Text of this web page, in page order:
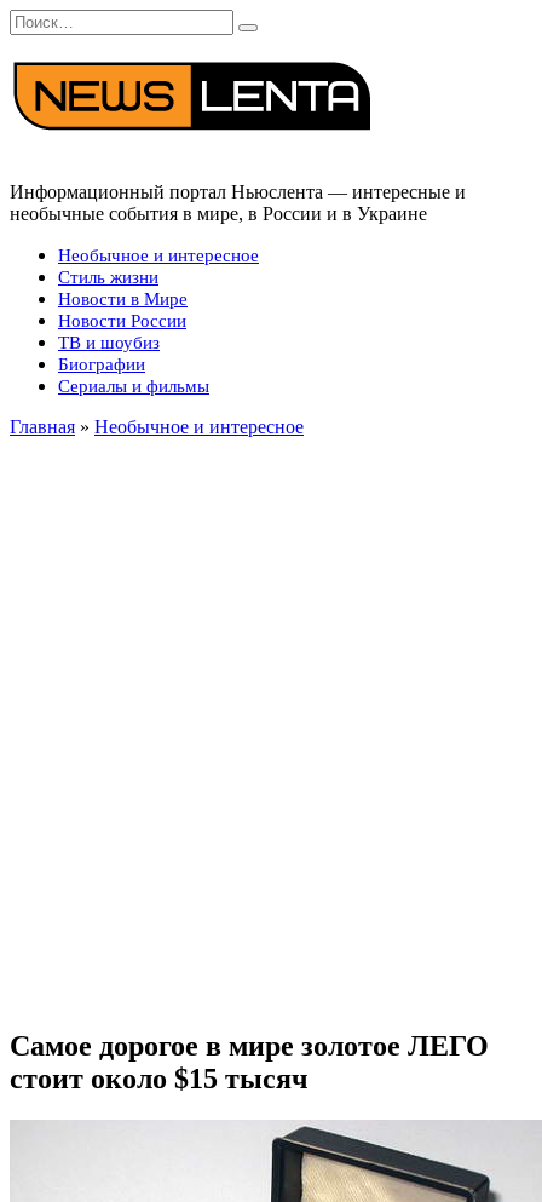
Перейти
к
содержанию
Search
for:
Информационный портал Ньюслента — интересные и
необычные события в мире, в России и в Украине
Необычное и интересное
Стиль жизни
Новости в Мире
Новости России
ТВ и шоубиз
Биографии
Сериалы и фильмы
Главная » Необычное и интересное
Самое дорогое в мире золотое ЛЕГО
стоит около $15 тысяч